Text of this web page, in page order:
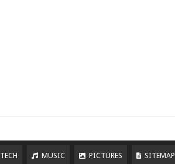
TECH MUSIC PICTURES SITEMAP